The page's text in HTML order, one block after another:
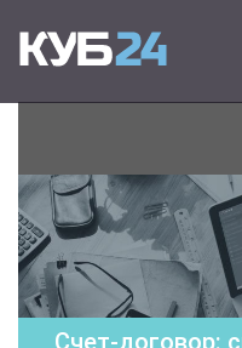
Онлайн
счетов на
просто.
Счет-договор: